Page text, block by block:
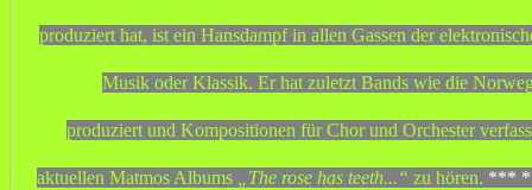
produziert hat, ist ein Hansdampf in allen Gassen der
Musik oder Klassik. Er hat zuletzt Bands wie die
produziert und Kompositionen für Chor und Orchester
aktuellen Matmos Albums „The rose has teeth...“ zu hören. ***